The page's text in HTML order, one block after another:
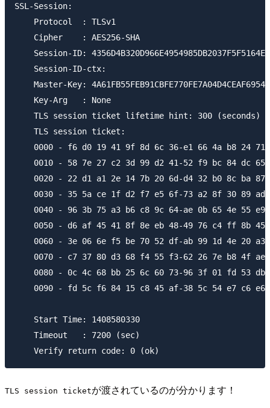
SSL-Session:
    Protocol  : TLSv1
    Cipher    : AES256-SHA
Session-ID:
    Session-ID-ctx:
Master-Key:
    Key-Arg   : None
    TLS session ticket lifetime hint: 300 (seconds)
    TLS session ticket:
0000 - f6 d0 19 41 9f 8d 6c 36-e1 66 4a b8 24 71
0010 - 58 7e 27 c2 3d 99 d2 41-52 f9 bc 84 dc 65
0020 - 22 d1 a1 2e 14 7b 20 6d-d4 32 b0 8c ba 87
0030 - 35 5a ce 1f d2 f7 e5 6f-73 a2 8f 30 89 ad
0040 - 96 3b 75 a3 b6 c8 9c 64-ae 0b 65 4e 55 e9
0050 - d6 af 45 41 8f 8e eb 48-49 76 c4 ff 8b 45
0060 - 3e 06 6e f5 be 70 52 df-ab 99 1d 4e 20 a3
0070 - c7 37 80 d3 68 f4 55 f3-62 26 7e b8 4f ae
0080 - 0c 4c 68 bb 25 6c 60 73-96 3f 01 fd 53 db
0090 - fd 5c f6 84 15 c8 45 af-38 5c 54 e7 c6 e6
    Start Time: 1408580330
    Timeout   : 7200 (sec)
TLS session ticketが渡されているのが分かります！